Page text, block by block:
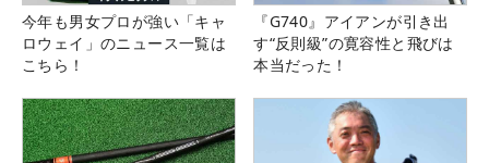
今年も男女プロが強い「キャ
ロウェイ」のニュース一覧は
こちら！
『G740』アイアンが引き出
す“反則級”の寛容性と飛びは
本当だった！